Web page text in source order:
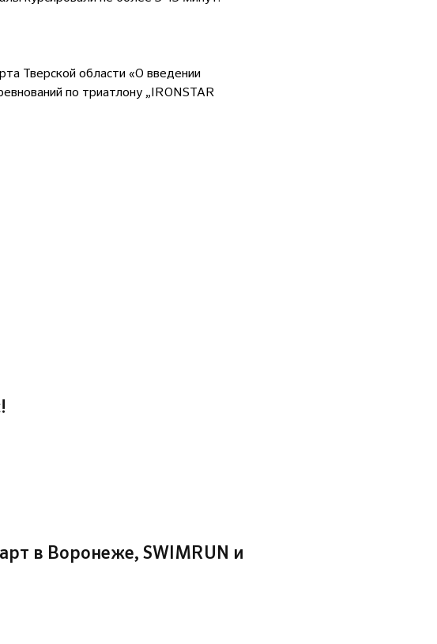
Тверской области «О введении
по триатлону „IRONSTAR
в Воронеже, SWIMRUN и